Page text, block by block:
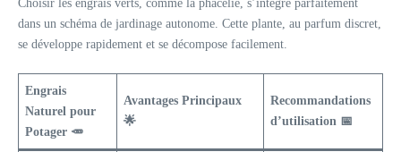
Choisir les engrais verts, comme la phacélie, s’intègre parfaitement
dans un schéma de jardinage autonome. Cette plante, au parfum discret,
se développe rapidement et se décompose facilement.
Engrais
Naturel pour
Potager 🥕
Avantages Principaux
🌟
Recommandations
d’utilisation 📅